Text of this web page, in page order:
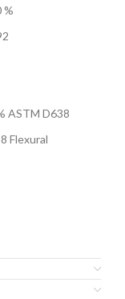
%
ASTM D638
Flexural